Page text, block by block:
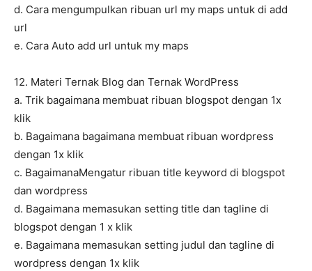
d. Cara mengumpulkan ribuan url my maps untuk di add
url
e. Cara Auto add url untuk my maps
12. Materi Ternak Blog dan Ternak WordPress
a. Trik bagaimana membuat ribuan blogspot dengan 1x
klik
b. Bagaimana bagaimana membuat ribuan wordpress
dengan 1x klik
c. BagaimanaMengatur ribuan title keyword di blogspot
dan wordpress
d. Bagaimana memasukan setting title dan tagline di
blogspot dengan 1 x klik
e. Bagaimana memasukan setting judul dan tagline di
wordpress dengan 1x klik